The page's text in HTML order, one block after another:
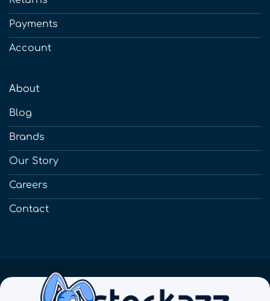
Payments
Account
About
Blog
Brands
Our Story
Careers
Contact